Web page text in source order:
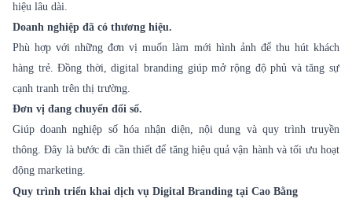
hiệu lâu dài.
Doanh nghiệp đã có thương hiệu.
Phù hợp với những đơn vị muốn làm mới hình ảnh để thu hút khách
hàng trẻ. Đồng thời, digital branding giúp mở rộng độ phủ và tăng sự
cạnh tranh trên thị trường.
Đơn vị đang chuyển đổi số.
Giúp doanh nghiệp số hóa nhận diện, nội dung và quy trình truyền
thông. Đây là bước đi cần thiết để tăng hiệu quả vận hành và tối ưu hoạt
động marketing.
Quy trình triển khai dịch vụ Digital Branding tại Cao Bằng